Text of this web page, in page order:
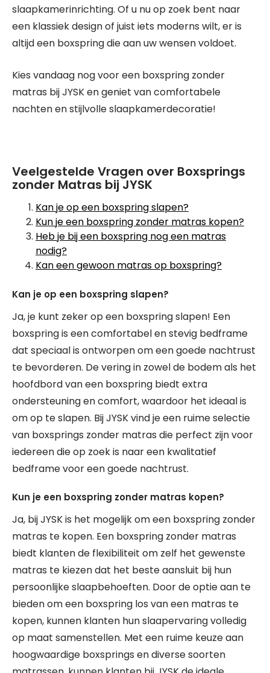
slaapkamerinrichting. Of u nu op zoek bent naar
een klassiek design of juist iets moderns wilt, er is
altijd een boxspring die aan uw wensen voldoet.
Kies vandaag nog voor een boxspring zonder
matras bij JYSK en geniet van comfortabele
nachten en stijlvolle slaapkamerdecoratie!
Veelgestelde Vragen over Boxsprings
zonder Matras bij JYSK
Kan je op een boxspring slapen?
Kun je een boxspring zonder matras kopen?
Heb je bij een boxspring nog een matras
nodig?
Kan een gewoon matras op boxspring?
Kan je op een boxspring slapen?
Ja, je kunt zeker op een boxspring slapen! Een
boxspring is een comfortabel en stevig bedframe
dat speciaal is ontworpen om een goede nachtrust
te bevorderen. De vering in zowel de bodem als het
hoofdbord van een boxspring biedt extra
ondersteuning en comfort, waardoor het ideaal is
om op te slapen. Bij JYSK vind je een ruime selectie
van boxsprings zonder matras die perfect zijn voor
iedereen die op zoek is naar een kwalitatief
bedframe voor een goede nachtrust.
Kun je een boxspring zonder matras kopen?
Ja, bij JYSK is het mogelijk om een boxspring zonder
matras te kopen. Een boxspring zonder matras
biedt klanten de flexibiliteit om zelf het gewenste
matras te kiezen dat het beste aansluit bij hun
persoonlijke slaapbehoeften. Door de optie aan te
bieden om een boxspring los van een matras te
kopen, kunnen klanten hun slaapervaring volledig
op maat samenstellen. Met een ruime keuze aan
hoogwaardige boxsprings en diverse soorten